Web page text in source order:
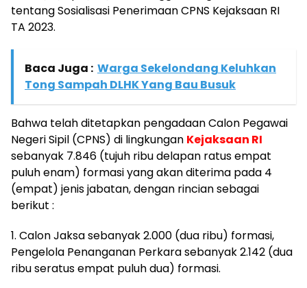
tentang Sosialisasi Penerimaan CPNS Kejaksaan RI
TA 2023.
Baca Juga : Warga Sekelondang Keluhkan
Tong Sampah DLHK Yang Bau Busuk
Bahwa telah ditetapkan pengadaan Calon Pegawai
Negeri Sipil (CPNS) di lingkungan Kejaksaan RI
sebanyak 7.846 (tujuh ribu delapan ratus empat
puluh enam) formasi yang akan diterima pada 4
(empat) jenis jabatan, dengan rincian sebagai
berikut :
1. Calon Jaksa sebanyak 2.000 (dua ribu) formasi,
Pengelola Penanganan Perkara sebanyak 2.142 (dua
ribu seratus empat puluh dua) formasi.